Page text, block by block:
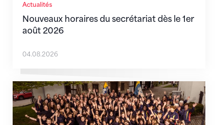
Actualités
Nouveaux horaires du secrétariat dès le 1er
août 2026
04.08.2026
Quand l’inclusion devient une évidence